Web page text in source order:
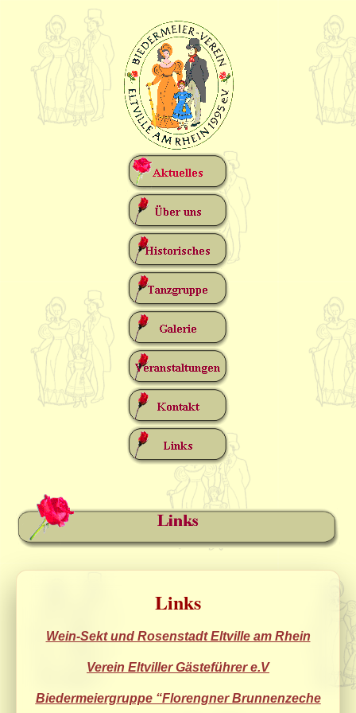
Links
Wein-Sekt und Rosenstadt Eltville am Rhein
Verein Eltviller Gästeführer e.V
Biedermeiergruppe “Florengner Brunnenzeche